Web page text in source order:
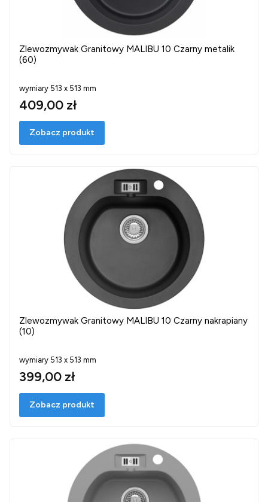
Zlewozmywak Granitowy MALIBU 10 Czarny metalik
(60)
wymiary 513 x 513 mm
409,00 zł
Zobacz produkt
Zlewozmywak Granitowy MALIBU 10 Czarny nakrapiany
(10)
wymiary 513 x 513 mm
399,00 zł
Zobacz produkt